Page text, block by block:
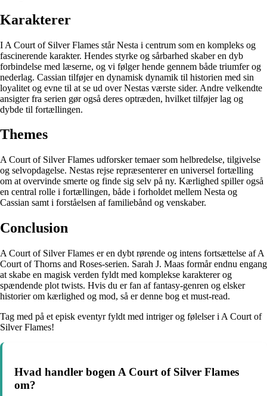
Karakterer
I A Court of Silver Flames står Nesta i centrum som en kompleks og
fascinerende karakter. Hendes styrke og sårbarhed skaber en dyb
forbindelse med læserne, og vi følger hende gennem både triumfer og
nederlag. Cassian tilføjer en dynamisk dynamik til historien med sin
loyalitet og evne til at se ud over Nestas værste sider. Andre velkendte
ansigter fra serien gør også deres optræden, hvilket tilføjer lag og
dybde til fortællingen.
Themes
A Court of Silver Flames udforsker temaer som helbredelse, tilgivelse
og selvopdagelse. Nestas rejse repræsenterer en universel fortælling
om at overvinde smerte og finde sig selv på ny. Kærlighed spiller også
en central rolle i fortællingen, både i forholdet mellem Nesta og
Cassian samt i forståelsen af ​​familiebånd og venskaber.
Conclusion
A Court of Silver Flames er en dybt rørende og intens fortsættelse af A
Court of Thorns and Roses-serien. Sarah J. Maas formår endnu engang
at skabe en magisk verden fyldt med komplekse karakterer og
spændende plot twists. Hvis du er fan af fantasy-genren og elsker
historier om kærlighed og mod, så er denne bog et must-read.
Tag med på et episk eventyr fyldt med intriger og følelser i A Court of
Silver Flames!
Hvad handler bogen A Court of Silver Flames
om?